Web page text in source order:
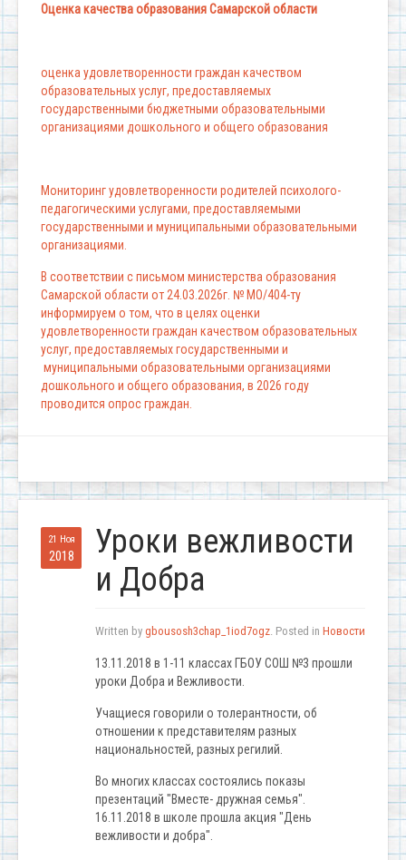
Оценка качества образования Самарской области
оценка удовлетворенности граждан качеством
образовательных услуг, предоставляемых
государственными бюджетными образовательными
организациями дошкольного и общего образования
Мониторинг удовлетворенности родителей психолого-
педагогическими услугами, предоставляемыми
государственными и муниципальными образовательными
организациями.
В соответствии с письмом министерства образования
Самарской области от 24.03.2026г. № МО/404-ту
информируем о том, что в целях оценки
удовлетворенности граждан качеством образовательных
услуг, предоставляемых государственными и
муниципальными образовательными организациями
дошкольного и общего образования, в 2026 году
проводится опрос граждан.
21 Ноя
2018
Уроки вежливости
и Добра
Written by gbousosh3chap_1iod7ogz. Posted in Новости
13.11.2018 в 1-11 классах ГБОУ СОШ №3 прошли
уроки Добра и Вежливости.
Учащиеся говорили о толерантности, об
отношении к представителям разных
национальностей, разных регилий.
Во многих классах состоялись показы
презентаций "Вместе- дружная семья".
16.11.2018 в школе прошла акция "День
вежливости и добра".